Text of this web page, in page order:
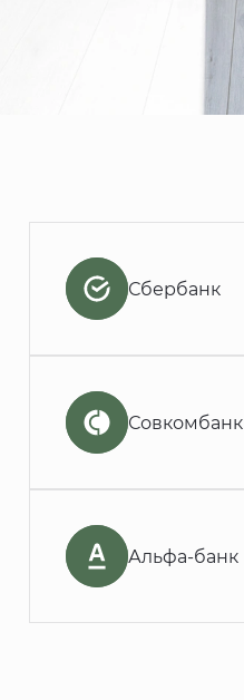
Сбербанк
Совкомбанк
Альфа-банк